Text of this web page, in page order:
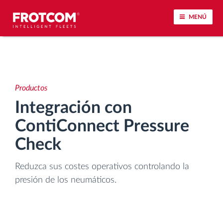
MENÚ
Análisis de la conducta en la conducción
Seguimiento del tiempo de conducción
Gestión de plantilla
Descarga remota del tacógrafo
Productos
Integración con
ContiConnect Pressure
Check
Reduzca sus costes operativos controlando la
presión de los neumáticos.